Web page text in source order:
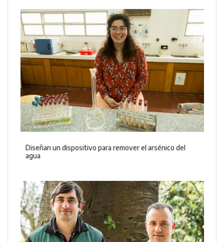
Diseñan un dispositivo para remover el arsénico del
agua